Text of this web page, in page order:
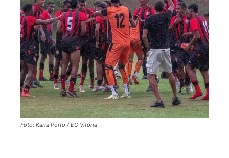
Foto: Karla Porto / EC Vitória